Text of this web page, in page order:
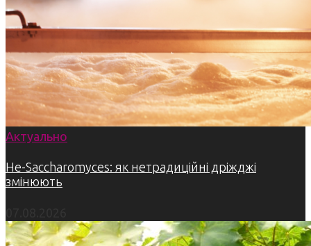
Актуально
Не-Saccharomyces: як нетрадиційні дріжджі
змінюють